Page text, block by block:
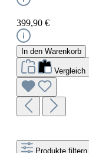
399,90 €
In den Warenkorb
Vergleich
Produkte filtern